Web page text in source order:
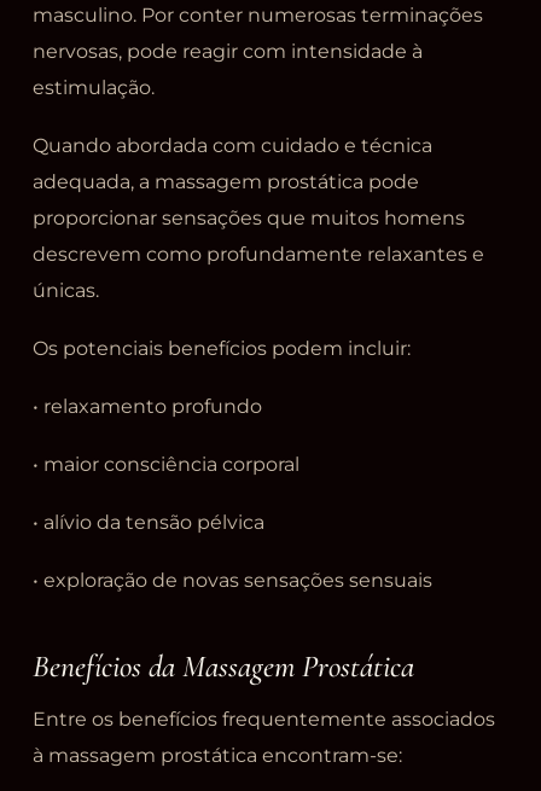
masculino. Por conter numerosas terminações
nervosas, pode reagir com intensidade à
estimulação.
Quando abordada com cuidado e técnica
adequada, a massagem prostática pode
proporcionar sensações que muitos homens
descrevem como profundamente relaxantes e
únicas.
Os potenciais benefícios podem incluir:
• relaxamento profundo
• maior consciência corporal
• alívio da tensão pélvica
• exploração de novas sensações sensuais
Benefícios da Massagem Prostática
Entre os benefícios frequentemente associados
à massagem prostática encontram-se: